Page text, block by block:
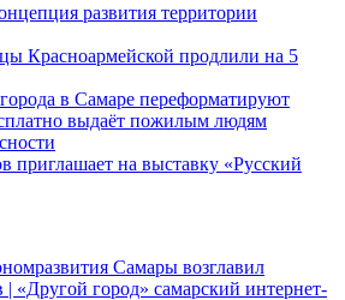
развития территории
Красноармейской продлили на 5
в Самаре переформатируют
выдаёт пожилым людям
приглашает на выставку «Русский
Самары возглавил
| «Другой город» самарский интернет-